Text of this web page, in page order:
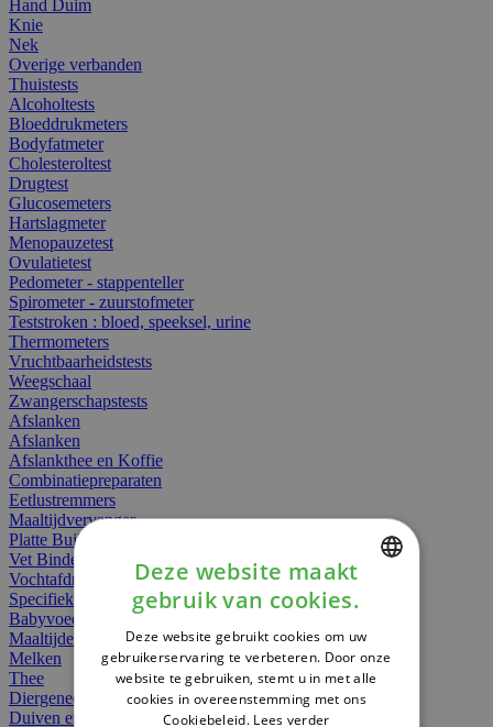
Hand Duim
Knie
Nek
Overige verbanden
Thuistests
Alcoholtests
Bloeddrukmeters
Bodyfatmeter
Cholesteroltest
Drugtest
Glucosemeters
Hartslagmeter
Menopauzetest
Ovulatietest
Pedometer - stappenteller
Spirometer - zuurstofmeter
Teststroken : bloed, speeksel, urine
Thermometers
Vruchtbaarheidstests
Weegschaal
Zwangerschapstests
Afslanken
Afslanken
Afslankthee en Koffie
Combinatiepreparaten
Eetlustremmers
Maaltijdvervanger
Platte Buik
Vet Binders
Vochtafdrijvers
Specifieke Voeding
Babyvoeding
Maaltijden
Melken
Thee
Diergeneesmiddelen
Duiven en vogels
DUTCH
FRENCH
ENGLISH
Deze website maakt
gebruik van cookies.
Deze website gebruikt cookies om uw
gebruikerservaring te verbeteren. Door onze
website te gebruiken, stemt u in met alle
cookies in overeenstemming met ons
Cookiebeleid. Lees verder